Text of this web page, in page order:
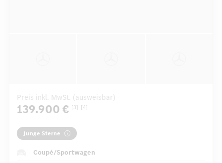
Preis inkl. MwSt. (ausweisbar)
139.900 € [3] [4]
Junge Sterne
Coupé/Sportwagen